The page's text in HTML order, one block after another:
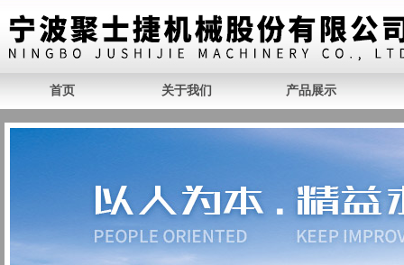
首页 关于我们 产品展示